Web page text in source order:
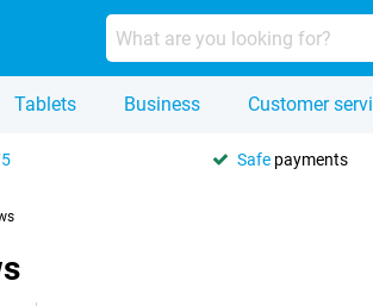
Tablets Business Customer
Safe payments